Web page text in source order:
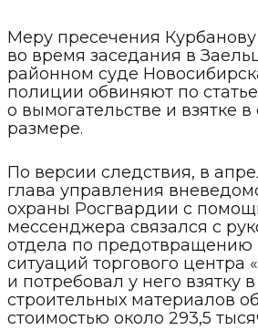
Меру пресечения
во время заседания в
районном суде
полиции обвиняют по статье
о вымогательстве и взятке
размере.
По версии следствия, в
глава управления
охраны Росгвардии с
мессенджера связался с
отдела по предотвращению
ситуаций торгового
и потребовал у него взятку
строительных материалов
стоимостью около 293,5